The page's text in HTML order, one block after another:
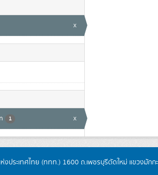
x
1 x
งประเทศไทย (ททท.) 1600 ถ.เพชรบุรีตัดใหม่ แขวงมัก